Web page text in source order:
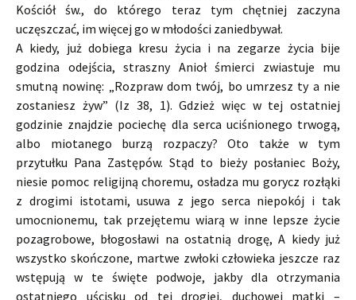
Kościół św., do którego teraz tym chętniej zaczyna
uczęszczać, im więcej go w młodości zaniedbywał.
A kiedy, już dobiega kresu życia i na zegarze życia bije
godzina odejścia, straszny Anioł śmierci zwiastuje mu
smutną nowinę: „Rozpraw dom twój, bo umrzesz ty a nie
zostaniesz żyw” (Iz 38, 1). Gdzież więc w tej ostatniej
godzinie znajdzie pociechę dla serca uciśnionego trwogą,
albo miotanego burzą rozpaczy? Oto także w tym
przytułku Pana Zastępów. Stąd to bieży posłaniec Boży,
niesie pomoc religijną choremu, osładza mu gorycz rozłąki
z drogimi istotami, usuwa z jego serca niepokój i tak
umocnionemu, tak przejętemu wiarą w inne lepsze życie
pozagrobowe, błogosławi na ostatnią drogę, A kiedy już
wszystko skończone, martwe zwłoki człowieka jeszcze raz
wstępują w te święte podwoje, jakby dla otrzymania
ostatniego uścisku od tej drogiej, duchowej matki –